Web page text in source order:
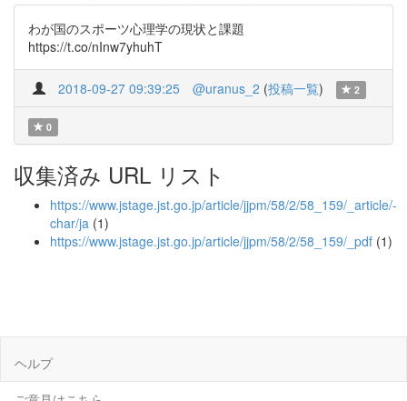
わが国のスポーツ心理学の現状と課題
https://t.co/nInw7yhuhT
2018-09-27 09:39:25 @uranus_2 (投稿一覧) 2
0
収集済み URL リスト
https://www.jstage.jst.go.jp/article/jjpm/58/2/58_159/_article/-
char/ja (1)
https://www.jstage.jst.go.jp/article/jjpm/58/2/58_159/_pdf (1)
ヘルプ